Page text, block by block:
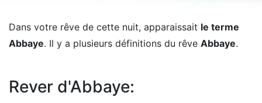
Dans votre rêve de cette nuit, apparaissait le terme
Abbaye. Il y a plusieurs définitions du rêve Abbaye.
Rever d'Abbaye: